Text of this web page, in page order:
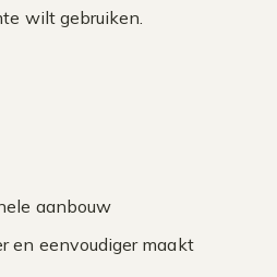
wilt gebruiken.
aanbouw
en eenvoudiger maakt